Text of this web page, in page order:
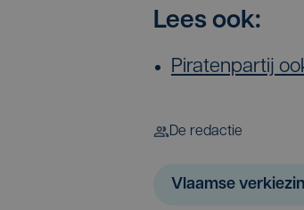
Lees ook:
Piratenpartij
De redactie
Vlaamse